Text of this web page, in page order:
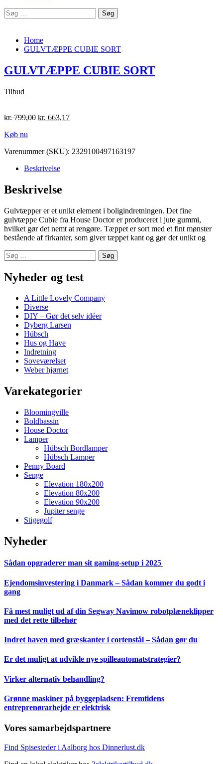
Søg
efter:
Home
GULVTÆPPE CUBIE SORT
GULVTÆPPE CUBIE SORT
Tilbud
kr.799,00 kr. 663,17
Køb nu
Varenummer (SKU): 2329100497163197
Beskrivelse
Beskrivelse
Gulvtæpper er et unikt element i boligindretningen. Det fine
gulvtæppe Cubie fra House Doctor er produceret i jute gummi,
hvilket gør det nemt at rengøre. Tæppet er sort med et fint mønster
bestående af firkanter, som giver tæppet kant og gør det unikt og
Søg
efter:
Nyheder og test
A Little Lovely Company
Diverse
DIY – Gør det selv idéer
Dyberg Larsen
Hübsch
Hus og Have
Indretning
Soveværelset
Weber hjørnet
Varekategorier
Bloomingville
Boldbassin
House Doctor
Lamper
Hübsch Bordlamper
Hübsch Lamper
Penny Board
Senge
Elevation 180x200
Elevation 80x200
Elevation 90x200
Jupiter senge
Stigegolf
Nyheder
Sådan opgraderer man sit gaming-setup i 2025
Ejendomsinvestering i Danmark – Sådan kommer du godt i
gang
Få mest muligt ud af din Segway Navimow robotplæneklipper
med det rette tilbehør
Indret haven med græskanter i cortenstål – Sådan gør du
Er det muligt at udvikle nye spilleautomatstrategier?
Virker alternativ behandling?
Grønne maskiner på byggepladsen: Fremtidens
entreprenørarbejde er elektrisk
Vores samarbejdspartnere
Find Spisesteder i Aalborg hos Dinnerlust.dk